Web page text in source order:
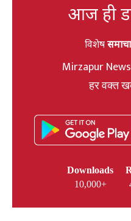
आज ही
विशेष
Mirzapur
हर वक्त
Downloads
10,000+